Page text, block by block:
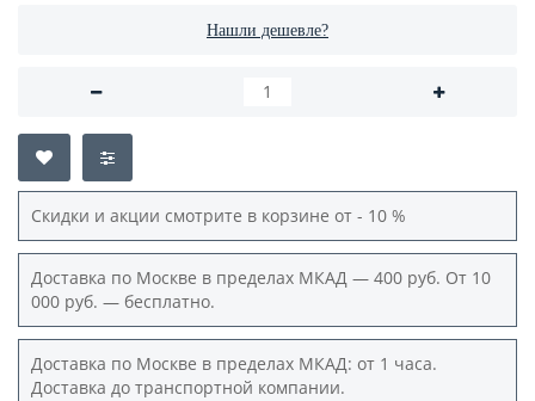
Нашли дешевле?
Скидки и акции смотрите в корзине от - 10 %
Доставка по Москве в пределах МКАД — 400 руб. От 10
000 руб. — бесплатно.
Доставка по Москве в пределах МКАД: от 1 часа.
Доставка до транспортной компании.